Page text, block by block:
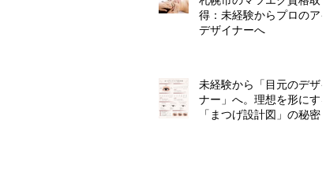
得：未経験からプロのアイ
デザイナーへ
未経験から「目元のデザイ
ナー」へ。理想を形にする
「まつげ設計図」の秘密